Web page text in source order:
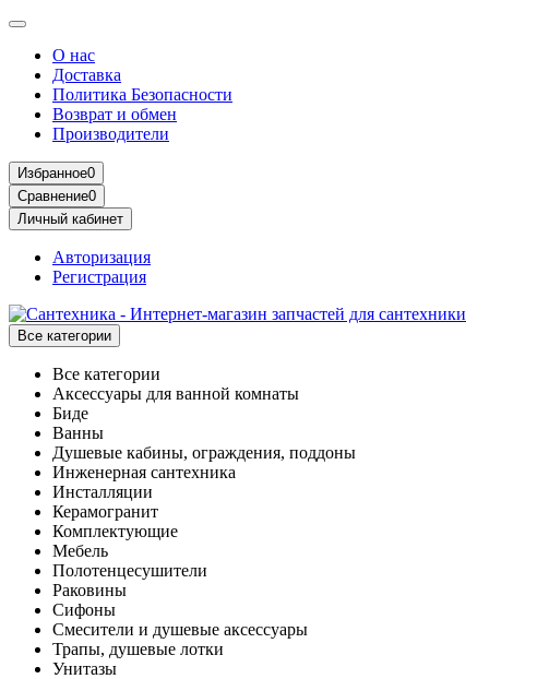
О нас
Доставка
Политика Безопасности
Возврат и обмен
Производители
Избранное0
Сравнение0
Личный кабинет
Авторизация
Регистрация
Все категории
Все категории
Аксессуары для ванной комнаты
Биде
Ванны
Душевые кабины, ограждения, поддоны
Инженерная сантехника
Инсталляции
Керамогранит
Комплектующие
Мебель
Полотенцесушители
Раковины
Сифоны
Смесители и душевые аксессуары
Трапы, душевые лотки
Унитазы